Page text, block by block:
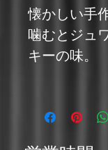
懐かしい手
噛むとジュ
キーの味。